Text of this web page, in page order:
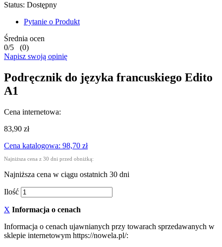
Status: Dostępny
Pytanie o Produkt
Średnia ocen
0/5 (0)
Napisz swoją opinię
Podręcznik do języka francuskiego Edito
A1
Cena internetowa:
83,90 zł
Cena katalogowa: 98,70 zł
Najniższa cena z 30 dni przed obniżką:
Najniższa cena w ciągu ostatnich 30 dni
Ilość
X Informacja o cenach
Informacja o cenach ujawnianych przy towarach sprzedawanych w
sklepie internetowym https://nowela.pl/: